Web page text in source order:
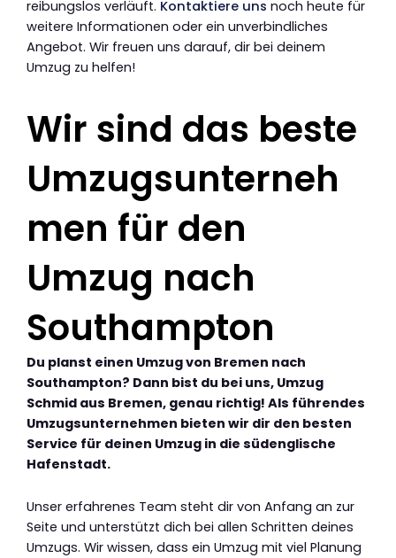
reibungslos verläuft. Kontaktiere uns noch heute für
weitere Informationen oder ein unverbindliches
Angebot. Wir freuen uns darauf, dir bei deinem
Umzug zu helfen!
Wir sind das beste
Umzugsunterneh
men für den
Umzug nach
Southampton
Du planst einen Umzug von Bremen nach
Southampton? Dann bist du bei uns, Umzug
Schmid aus Bremen, genau richtig! Als führendes
Umzugsunternehmen bieten wir dir den besten
Service für deinen Umzug in die südenglische
Hafenstadt.
Unser erfahrenes Team steht dir von Anfang an zur
Seite und unterstützt dich bei allen Schritten deines
Umzugs. Wir wissen, dass ein Umzug mit viel Planung